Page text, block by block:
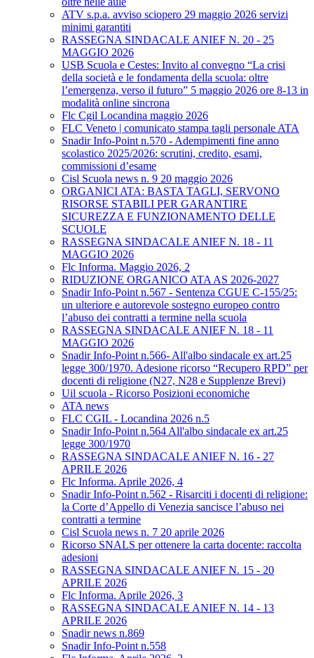
ATV s.p.a. avviso sciopero 29 maggio 2026 servizi
minimi garantiti
RASSEGNA SINDACALE ANIEF N. 20 - 25
MAGGIO 2026
USB Scuola e Cestes: Invito al convegno “La crisi
della società e le fondamenta della scuola: oltre
l’emergenza, verso il futuro” 5 maggio 2026 ore 8-13 in
modalità online sincrona
Flc Cgil Locandina maggio 2026
FLC Veneto | comunicato stampa tagli personale ATA
Snadir Info-Point n.570 - Adempimenti fine anno
scolastico 2025/2026: scrutini, credito, esami,
commissioni d’esame
Cisl Scuola news n. 9 20 maggio 2026
ORGANICI ATA: BASTA TAGLI, SERVONO
RISORSE STABILI PER GARANTIRE
SICUREZZA E FUNZIONAMENTO DELLE
SCUOLE
RASSEGNA SINDACALE ANIEF N. 18 - 11
MAGGIO 2026
Flc Informa. Maggio 2026, 2
RIDUZIONE ORGANICO ATA AS 2026-2027
Snadir Info-Point n.567 - Sentenza CGUE C‑155/25:
un ulteriore e autorevole sostegno europeo contro
l’abuso dei contratti a termine nella scuola
RASSEGNA SINDACALE ANIEF N. 18 - 11
MAGGIO 2026
Snadir Info-Point n.566- All'albo sindacale ex art.25
legge 300/1970. Adesione ricorso “Recupero RPD” per
docenti di religione (N27, N28 e Supplenze Brevi)
Uil scuola - Ricorso Posizioni economiche
ATA news
FLC CGIL - Locandina 2026 n.5
Snadir Info-Point n.564 All'albo sindacale ex art.25
legge 300/1970
RASSEGNA SINDACALE ANIEF N. 16 - 27
APRILE 2026
Flc Informa. Aprile 2026, 4
Snadir Info-Point n.562 - Risarciti i docenti di religione:
la Corte d’Appello di Venezia sancisce l’abuso nei
contratti a termine
Cisl Scuola news n. 7 20 aprile 2026
Ricorso SNALS per ottenere la carta docente: raccolta
adesioni
RASSEGNA SINDACALE ANIEF N. 15 - 20
APRILE 2026
Flc Informa. Aprile 2026, 3
RASSEGNA SINDACALE ANIEF N. 14 - 13
APRILE 2026
Snadir news n.869
Snadir Info-Point n.558